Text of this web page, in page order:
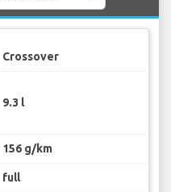
Crossover
9.3 l
156 g/km
full